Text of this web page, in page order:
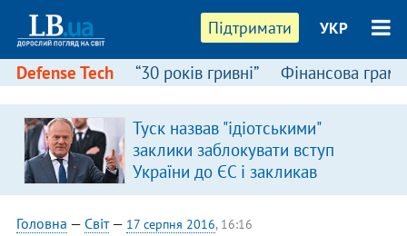
Підтримати УКР
Defense Tech “30 років гривні” Фінансова
Туск назвав "ідіотськими"
заклики заблокувати вступ
України до ЄС і закликав
припинити антиукраїнську
риторику
Головна — Світ— 17 серпня 2016, 16:16